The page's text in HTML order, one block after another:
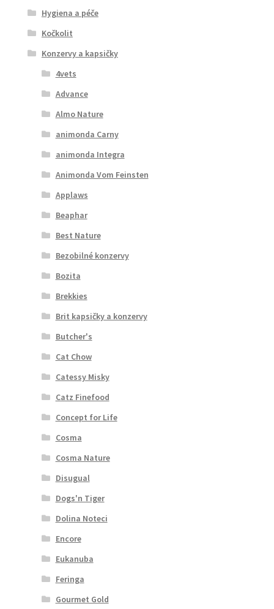
Hygiena a péče
Kočkolit
Konzervy a kapsičky
4vets
Advance
Almo Nature
animonda Carny
animonda Integra
Animonda Vom Feinsten
Applaws
Beaphar
Best Nature
Bezobilné konzervy
Bozita
Brekkies
Brit kapsičky a konzervy
Butcher's
Cat Chow
Catessy Misky
Catz Finefood
Concept for Life
Cosma
Cosma Nature
Disugual
Dogs'n Tiger
Dolina Noteci
Encore
Eukanuba
Feringa
Gourmet Gold